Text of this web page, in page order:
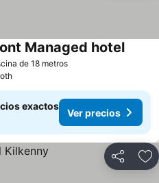
de 18 metros
Managed hotel
exactos
Ver precios
Compartir